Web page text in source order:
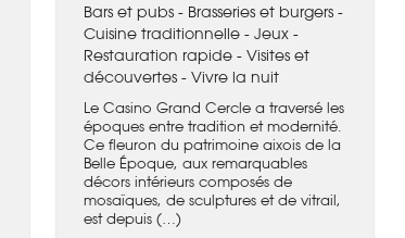
Bars et pubs - Brasseries et burgers -
Cuisine traditionnelle - Jeux -
Restauration rapide - Visites et
découvertes - Vivre la nuit
Le Casino Grand Cercle a traversé les
époques entre tradition et modernité.
Ce fleuron du patrimoine aixois de la
Belle Époque, aux remarquables
décors intérieurs composés de
mosaïques, de sculptures et de vitrail,
est depuis (…)